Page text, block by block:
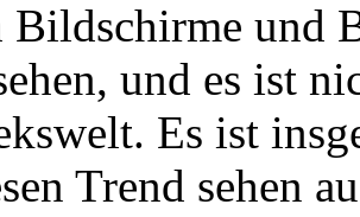
Bildschirme und
und es ist
Es ist
Trend sehen